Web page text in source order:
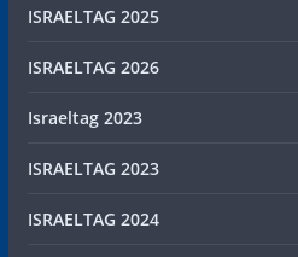
ISRAELTAG 2025
ISRAELTAG 2026
Israeltag 2023
ISRAELTAG 2023
ISRAELTAG 2024